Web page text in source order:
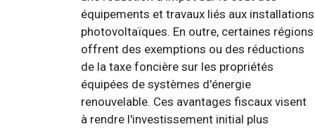
équipements et travaux liés aux installations
photovoltaïques. En outre, certaines régions
offrent des exemptions ou des réductions
de la taxe foncière sur les propriétés
équipées de systèmes d'énergie
renouvelable. Ces avantages fiscaux visent
à rendre l'investissement initial plus